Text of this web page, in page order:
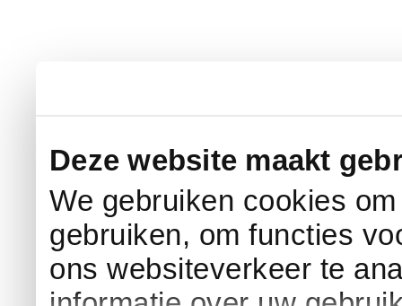
Deze website maakt
We gebruiken cookies
gebruiken, om functies
ons websiteverkeer te